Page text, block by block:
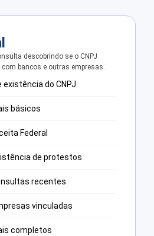
descobrindo se o CNPJ
bancos e outras empresas.
existência do CNPJ
básicos
Federal
de protestos
recentes
vinculadas
completos